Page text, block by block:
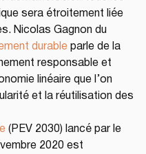
sera étroitement liée
Nicolas Gagnon du
durable parle de la
responsable et
linéaire que l’on
et la réutilisation des
(PEV 2030) lancé par le
2020 est